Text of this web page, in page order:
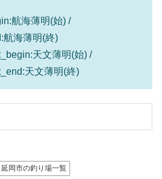
航海薄明(始) /
航海薄明(終)
天文薄明(始) /
天文薄明(終)
延岡市の釣り場一覧